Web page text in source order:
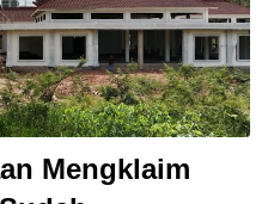
Mengklaim